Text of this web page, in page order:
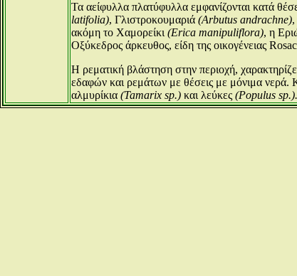
Τα αείφυλλα πλατύφυλλα εμφανίζονται κατά
latifolia), Γλιστροκουμαριά (Arbutus andrachne),
ακόμη το Χαμορείκι (Εrica manipuliflora), η
Οξύκεδρος άρκευθος, είδη της οικογένειας
Η ρεματική βλάστηση στην περιοχή,
εδαφών και ρεμάτων με θέσεις με μόνιμα νερά.
αλμυρίκια (Tamarix sp.) και λεύκες (Populus sp.).